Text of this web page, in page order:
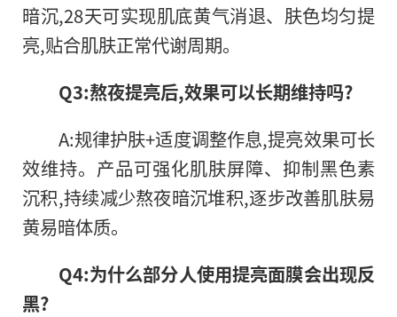
暗沉,28天可实现肌底黄气消退、肤色均匀提
亮,贴合肌肤正常代谢周期。
Q3:熬夜提亮后,效果可以长期维持吗?
A:规律护肤+适度调整作息,提亮效果可长
效维持。产品可强化肌肤屏障、抑制黑色素
沉积,持续减少熬夜暗沉堆积,逐步改善肌肤易
黄易暗体质。
Q4:为什么部分人使用提亮面膜会出现反
黑?